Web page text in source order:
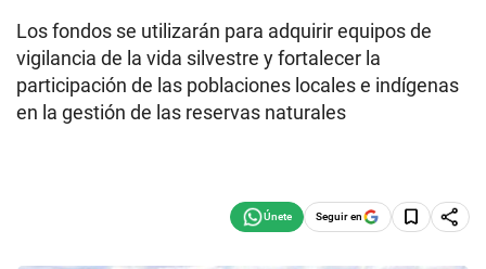
Los fondos se utilizarán para adquirir equipos de
vigilancia de la vida silvestre y fortalecer la
participación de las poblaciones locales e indígenas
en la gestión de las reservas naturales
Seguir en